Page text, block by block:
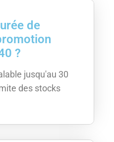
de
?
jusqu'au 30
des stocks